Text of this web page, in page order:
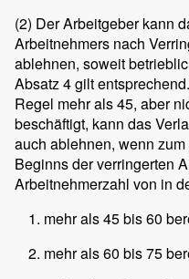
(2) Der Arbeitgeber kann
Arbeitnehmers nach
ablehnen, soweit
Absatz 4 gilt
Regel mehr als 45, aber
beschäftigt, kann das
auch ablehnen, wenn
Beginns der verringerten
Arbeitnehmerzahl von in
mehr als 45 bis 60
mehr als 60 bis 75